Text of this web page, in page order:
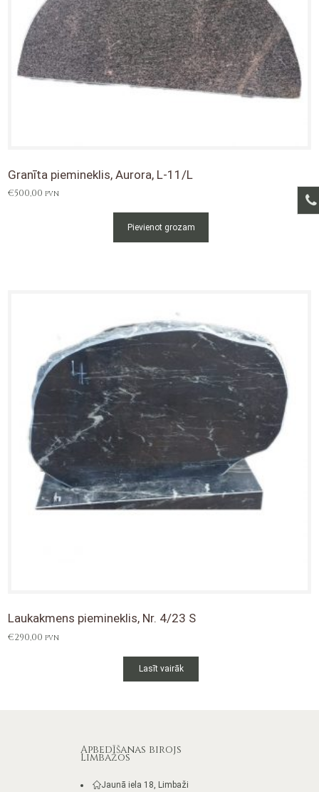
Granīta piemineklis, Aurora, L-11/L
€500,00 PVN
Pievienot grozam
Laukakmens piemineklis, Nr. 4/23 S
€290,00 PVN
Lasīt vairāk
Apbedīšanas birojs
Limbažos
Jaunā iela 18, Limbaži